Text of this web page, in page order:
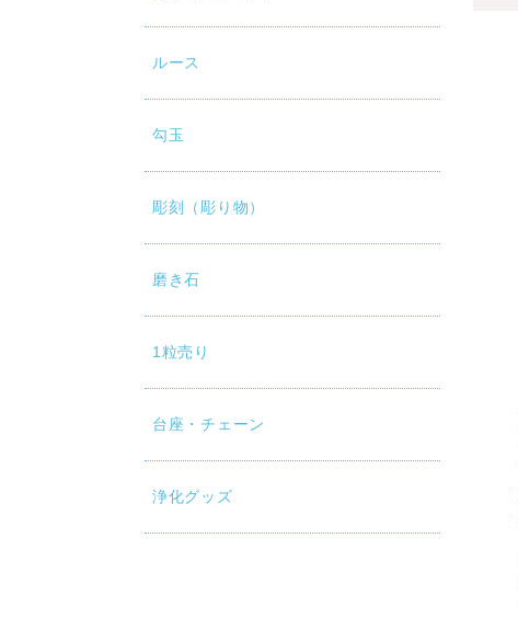
ルース
勾玉
彫刻（彫り物）
磨き石
1粒売り
台座・チェーン
浄化グッズ